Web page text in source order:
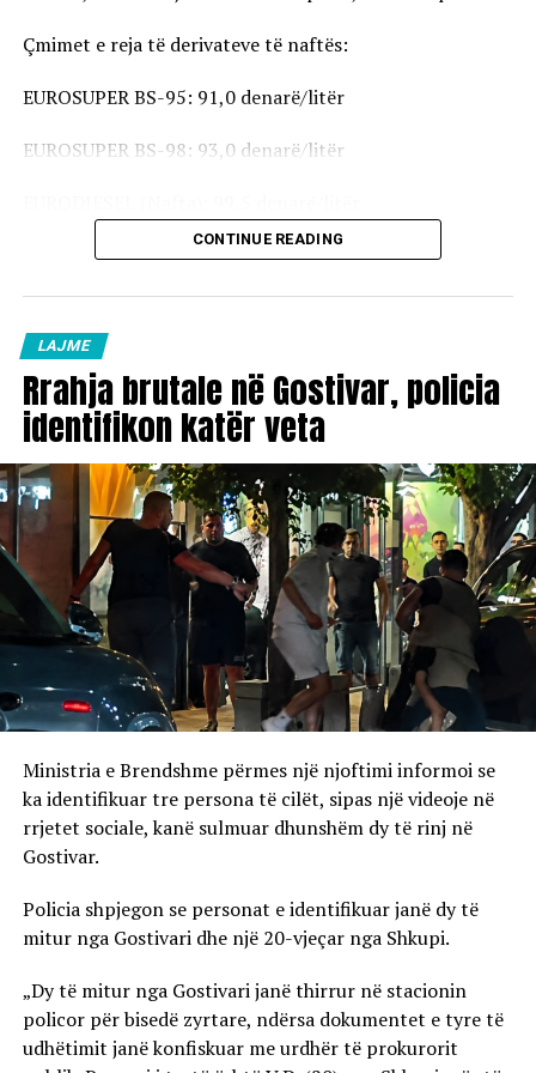
Çmimet e reja të derivateve të naftës:
EUROSUPER BS-95: 91,0 denarë/litër
EUROSUPER BS-98: 93,0 denarë/litër
Vaji ekstra i lehtë (EL-1): 98,5 denarë/litër
vlejnë në të gjitha pikat e karburanteve në vend.
CONTINUE READING
LAJME
Rrahja brutale në Gostivar, policia
identifikon katër veta
Ministria e Brendshme përmes një njoftimi informoi se
ka identifikuar tre persona të cilët, sipas një videoje në
rrjetet sociale, kanë sulmuar dhunshëm dy të rinj në
Gostivar.
Policia shpjegon se personat e identifikuar janë dy të
mitur nga Gostivari dhe një 20-vjeçar nga Shkupi.
„Dy të mitur nga Gostivari janë thirrur në stacionin
policor për bisedë zyrtare, ndërsa dokumentet e tyre të
udhëtimit janë konfiskuar me urdhër të prokurorit